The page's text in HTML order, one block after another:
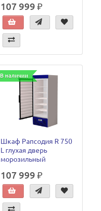
107 999 ₽
В наличии
Шкаф Рапсодия R 750
L глухая дверь
морозильный
107 999 ₽